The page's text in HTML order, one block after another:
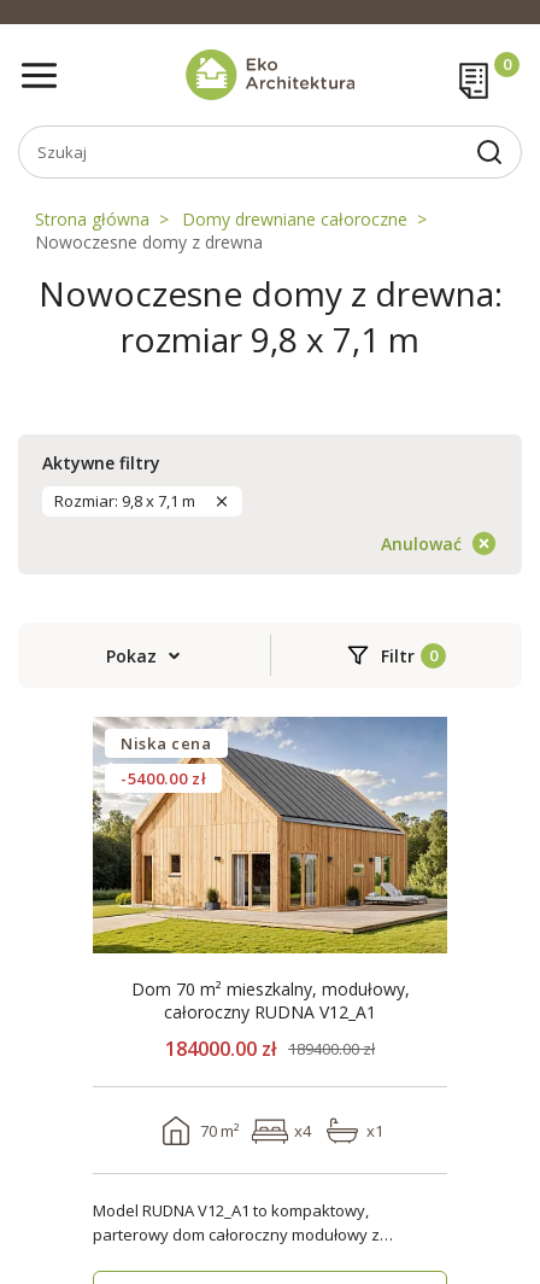
Strona główna
Domy drewniane całoroczne
Nowoczesne domy z drewna
Nowoczesne domy z drewna:
rozmiar 9,8 x 7,1 m
Aktywne filtry
Rozmiar: 9,8 x 7,1 m
Anulować
Pokaz Filtr
Niska cena
-5400.00 zł
Dom 70 m² mieszkalny, modułowy,
całoroczny RUDNA V12_A1
184000.00 zł 189400.00 zł
70 m² x4 x1
Model RUDNA V12_A1 to kompaktowy,
parterowy dom całoroczny modułowy z